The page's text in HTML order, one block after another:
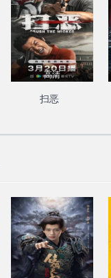
高清
扫恶